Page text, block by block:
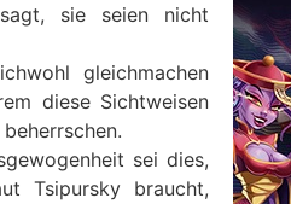
sie seien nicht
gleichmachen
diese Sichtweisen
sei dies,
Tsipursky braucht,